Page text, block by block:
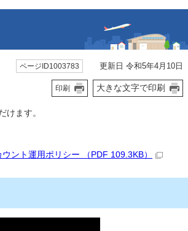
ページID1003783 更新日 令和5年4月10日
印刷 大きな文字で印刷
けます。
ント運用ポリシー （PDF 109.3KB）